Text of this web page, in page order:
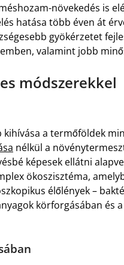
növekedés is
hatása több éven át
gyökérzetet
valamint jobb
módszerekkel
a termőföldek
nélkül a
képesek ellátni
ökoszisztéma,
élőlények –
körforgásában és